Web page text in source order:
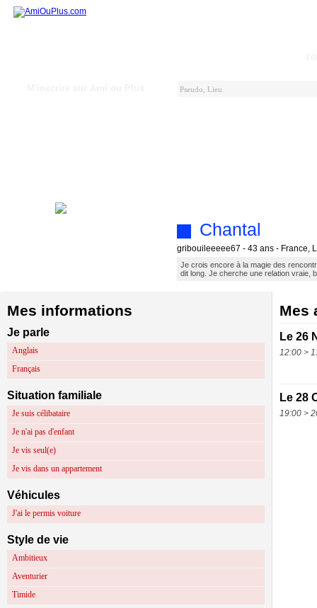
Chantal
gribouileeeee67 - 43 ans - France,
Je crois encore à la magie des
dit long. Je cherche une relation vraie,
Mes informations
Je parle
Anglais
Français
Situation familiale
Je suis célibataire
Je n'ai pas d'enfant
Je vis seul(e)
Je vis dans un appartement
Véhicules
J'ai le permis voiture
Style de vie
Ambitieux
Aventurier
Timide
Mes
Le 26
12:00 >
Le 28
19:00 >